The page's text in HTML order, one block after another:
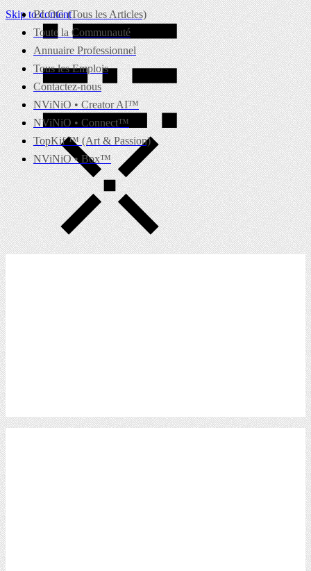
Skip to content
BLOG (Tous les Articles)
Toute la Communauté
Annuaire Professionnel
Tous les Emplois
Contactez-nous
NViNiO • Creator AI™
NViNiO • Connect™
TopKif ™ (Art & Passion)
NViNiO • Box™